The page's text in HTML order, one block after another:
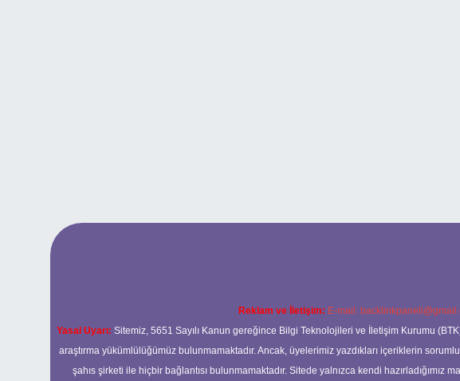
Reklam ve İletişim: E-mail:
Yasal Uyarı: Sitemiz, 5651 Sayılı Kanun gereğince Bilgi Teknolojileri ve İletişim Kurumu
araştırma yükümlülüğümüz bulunmamaktadır. Ancak, üyelerimiz yazdıkları içeriklerin
şahıs şirketi ile hiçbir bağlantısı bulunmamaktadır. Sitede yalnızca kendi